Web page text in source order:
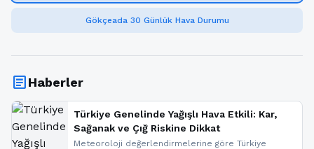
Gökçeada 30 Günlük Hava Durumu
articleHaberler
Türkiye Genelinde Yağışlı Hava Etkili: Kar,
Sağanak ve Çığ Riskine Dikkat
Meteoroloji değerlendirmelerine göre Türkiye